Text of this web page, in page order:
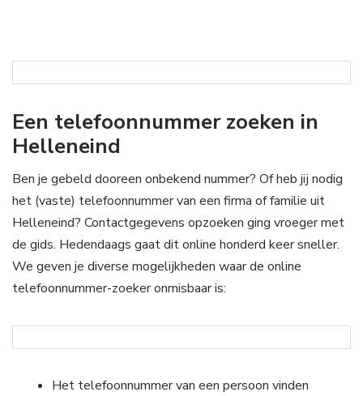
Een telefoonnummer zoeken in
Helleneind
Ben je gebeld dooreen onbekend nummer? Of heb jij nodig
het (vaste) telefoonnummer van een firma of familie uit
Helleneind? Contactgegevens opzoeken ging vroeger met
de gids. Hedendaags gaat dit online honderd keer sneller.
We geven je diverse mogelijkheden waar de online
telefoonnummer-zoeker onmisbaar is:
Het telefoonnummer van een persoon vinden